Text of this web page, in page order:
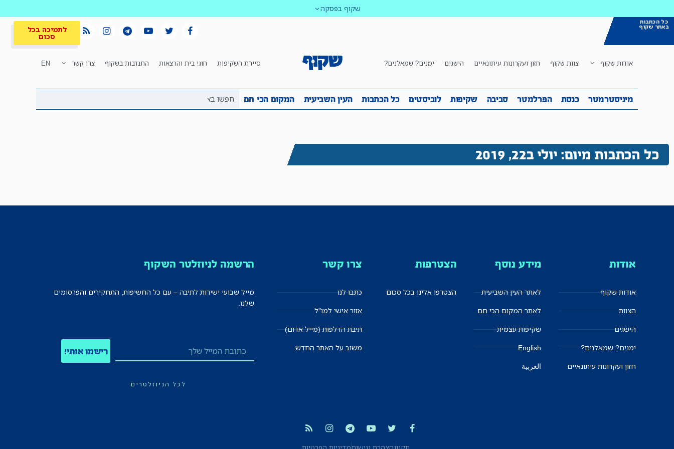
שקוף בפסקה
כל הכתבות
באתר שקוף לתמיכה בכל
סכום
אודות שקוף צוות שקוף חזון ועקרונות עיתונאיים הישגים ימנים? שמאלנים? סיירת השקיפות חוגי בית והרצאות התנדבות בשקוף צרו קשר EN
מיניסטרמטר כנסת הפרלמטר סביבה שקיפות לוביסטים כל הכתבות העין השביעית המקום הכי חם
מיניסטרמטר כנסת הפרלמטר סביבה שקיפות לוביסטים כל הכתבות העין השביעית המקום הכי חם לתמיכה בכל
כל הכתבות מיום: יולי ב22, 2019
אודות
אודות שקוף
הצוות
הישגים
ימנים? שמאלנים?
חזון ועקרונות עיתונאיים
מידע נוסף
לאתר העין השביעית
לאתר המקום הכי חם
שקיפות עצמית
English
العربية
הצטרפות
הצטרפו אלינו בכל סכום
צרו קשר
כתבו לנו
אזור אישי למו"ל
תיבת הדלפות (מייל אדום)
משוב על האתר החדש
הרשמה לניוזלטר השקוף
מייל שבועי ישירות לתיבה – עם כל החשיפות, התחקירים והפרסומים
שלנו.
רישמו אותי!
לכל הניוזלטרים
תקנוןהצהרת נגישותמדיניות הפרטיות